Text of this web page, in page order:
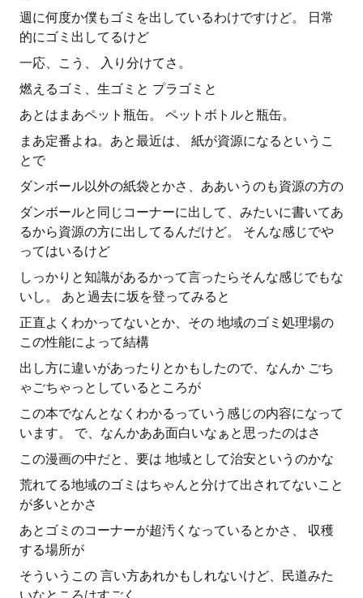
週に何度か僕もゴミを出しているわけですけど。 日常
的にゴミ出してるけど
一応、こう、 入り分けてさ。
燃えるゴミ、生ゴミと プラゴミと
あとはまあペット瓶缶。 ペットボトルと瓶缶。
まあ定番よね。あと最近は、 紙が資源になるというこ
とで
ダンボール以外の紙袋とかさ、ああいうのも資源の方の
ダンボールと同じコーナーに出して、みたいに書いてあ
るから資源の方に出してるんだけど。 そんな感じでや
ってはいるけど
しっかりと知識があるかって言ったらそんな感じでもな
いし。 あと過去に坂を登ってみると
正直よくわかってないとか、その 地域のゴミ処理場の
この性能によって結構
出し方に違いがあったりとかもしたので、なんか ごち
ゃごちゃっとしているところが
この本でなんとなくわかるっていう感じの内容になって
います。 で、なんかああ面白いなぁと思ったのはさ
この漫画の中だと、要は 地域として治安というのかな
荒れてる地域のゴミはちゃんと分けて出されてないこと
が多いとかさ
あとゴミのコーナーが超汚くなっているとかさ、 収穫
する場所が
そういうこの 言い方あれかもしれないけど、民道みた